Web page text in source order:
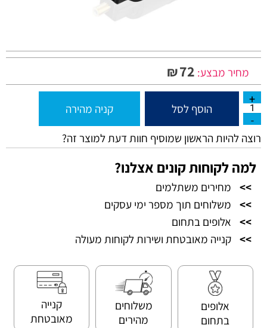
מחיר מבצע: ₪72
הוסף לסל קניה מהירה
רוצה להיות הראשון שמוסיף חוות דעת למוצר זה?
למה לקוחות קונים אצלנו?
>>
מחירים משתלמים
>>
משלוחים תוך מספר ימי עסקים
>>
אלופים בתחום
>> קנייה מאובטחת ושירות לקוחות מעולה
אלופים
בתחום
משלוחים
מהירים
קנייה
מאובטחת